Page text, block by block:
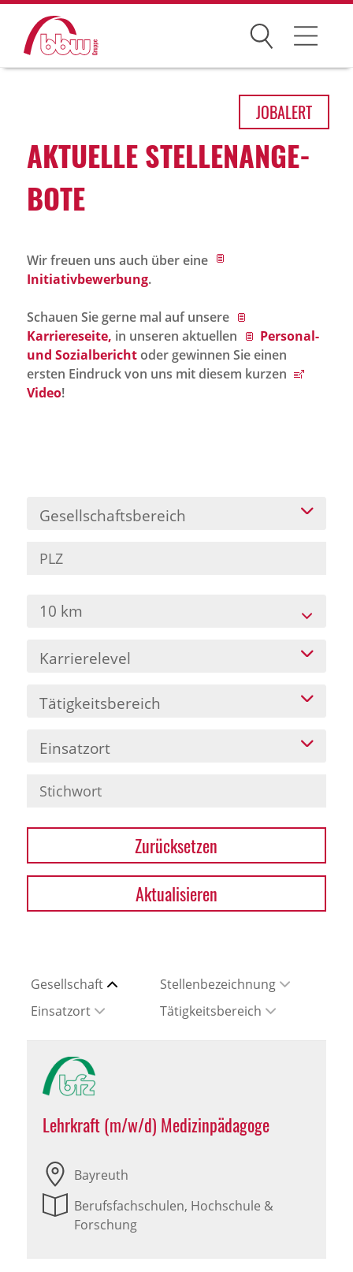
Suchen
Über uns
Historie
bbw als Arbeitgeber
Jobportal
Presse und Medien
Karriere
Presse
News Archiv
JOBALERT
AKTU­ELLE STEL­LEN­AN­GE­
BOTE
Wir freuen uns auch über eine
Initiativbewerbung.
Schauen Sie gerne mal auf unsere
Karriereseite, in unseren aktuellen
Personal-
und Sozialberichtoder gewinnen Sie einen
ersten Eindruck von uns mit diesem kurzen
Video!
Gesellschaftsbereich
10 km
Karrierelevel
Tätigkeitsbereich
Einsatzort
Zurücksetzen
Aktualisieren
Gesellschaft
Stellenbezeichnung
Einsatzort
Tätigkeitsbereich
Lehrkraft (m/w/d) Medizinpädagoge
Bayreuth
Berufsfachschulen, Hochschule &
Forschung